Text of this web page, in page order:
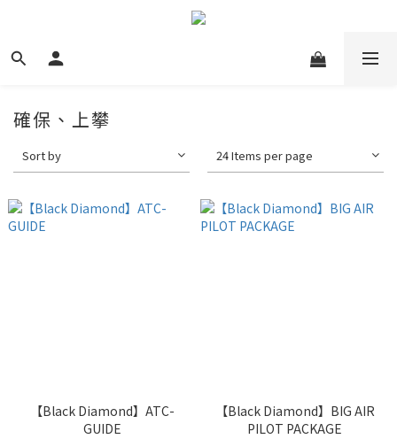
確保、上攀
Sort by 24 Items per page
【Black Diamond】ATC-
GUIDE
【Black Diamond】BIG AIR
PILOT PACKAGE